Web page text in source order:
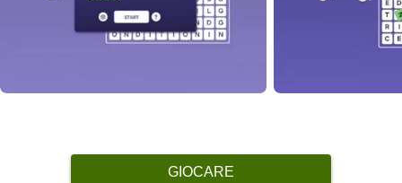
GIOCARE